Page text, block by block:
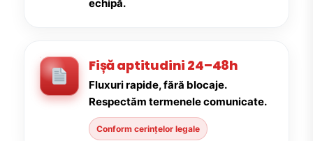
echipă.
Fișă aptitudini 24–48h
Fluxuri rapide, fără blocaje.
Respectăm termenele comunicate.
Conform cerințelor legale